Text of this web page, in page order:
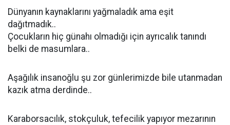
Dünyanın kaynaklarını yağmaladık ama eşit
dağıtmadık..
Çocukların hiç günahı olmadığı için ayrıcalık tanındı
belki de masumlara..
Aşağılık insanoğlu şu zor günlerimizde bile utanmadan
kazık atma derdinde..
Karaborsacılık, stokçuluk, tefecilik yapıyor mezarının